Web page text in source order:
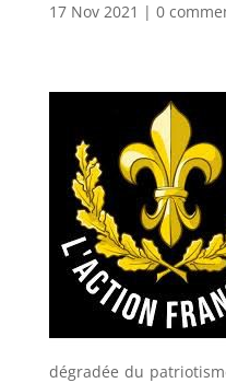
17 Nov 2021 | 0
dégradée du